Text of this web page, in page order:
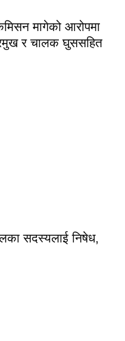
मागेको आरोपमा
र चालक घुससहित
सदस्यलाई निषेध,